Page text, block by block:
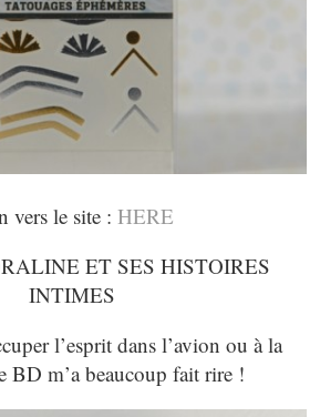
vers le site : HERE
ET SES HISTOIRES
INTIMES
l’esprit dans l’avion ou à la
BD m’a beaucoup fait rire !